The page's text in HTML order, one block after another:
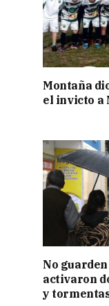
Montaña
el invicto a
No
activaron
y